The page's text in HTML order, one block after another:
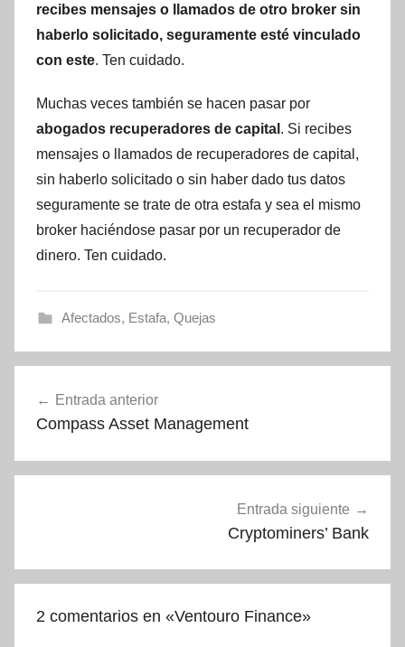
recibes mensajes o llamados de otro broker sin
haberlo solicitado, seguramente esté vinculado
con este. Ten cuidado.
Muchas veces también se hacen pasar por
abogados recuperadores de capital . Si recibes
mensajes o llamados de recuperadores de capital,
sin haberlo solicitado o sin haber dado tus datos
seguramente se trate de otra estafa y sea el mismo
broker haciéndose pasar por un recuperador de
dinero. Ten cuidado.
Afectados, Estafa, Quejas
de
Entrada anterior
Compass Asset Management
Entrada siguiente
Cryptominers’ Bank
2 comentarios en «Ventouro Finance»